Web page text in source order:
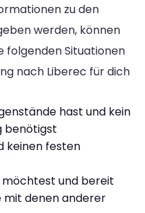
zu den
werden, können
folgenden Situationen
nach Liberec für dich
hast und kein
benötigst
keinen festen
möchtest und bereit
mit denen anderer